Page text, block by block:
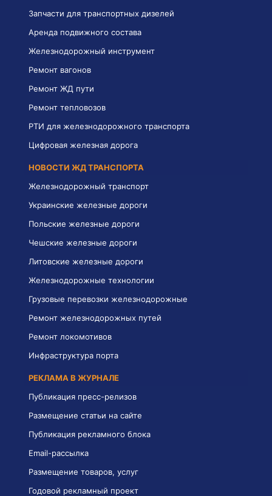
Запчасти для транспортных дизелей
Аренда подвижного состава
Железнодорожный инструмент
Ремонт вагонов
Ремонт ЖД пути
Ремонт тепловозов
РТИ для железнодорожного транспорта
Цифровая железная дорога
НОВОСТИ ЖД ТРАНСПОРТА
Железнодорожный транспорт
Украинские железные дороги
Польские железные дороги
Чешские железные дороги
Литовские железные дороги
Железнодорожные технологии
Грузовые перевозки железнодорожные
Ремонт железнодорожных путей
Ремонт локомотивов
Инфраструктура порта
РЕКЛАМА В ЖУРНАЛЕ
Публикация пресс-релизов
Размещение статьи на сайте
Публикация рекламного блока
Email-рассылка
Размещение товаров, услуг
Годовой рекламный проект